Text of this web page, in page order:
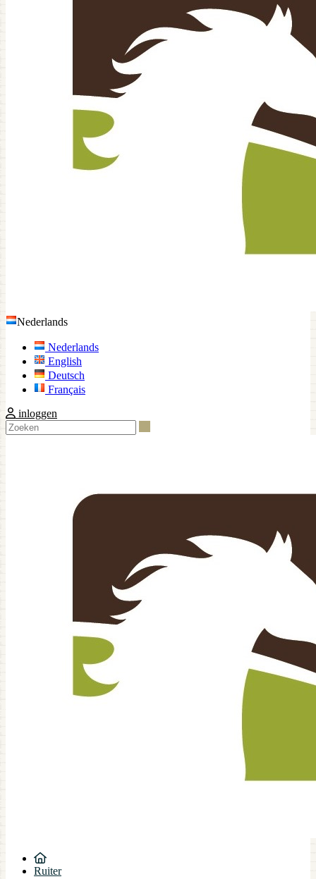
Nederlands
Nederlands
English
Deutsch
Français
inloggen
Ruiter